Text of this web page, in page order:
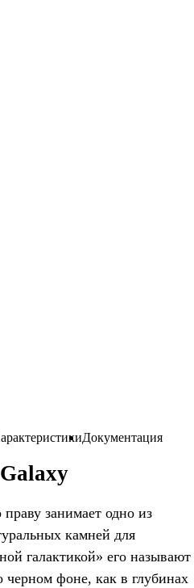
Документация
занимает одно из
камней для
галактикой» его называют
черном фоне, как в глубинах